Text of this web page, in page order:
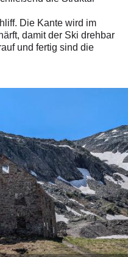
Die Kante wird im
damit der Ski drehbar
und fertig sind die